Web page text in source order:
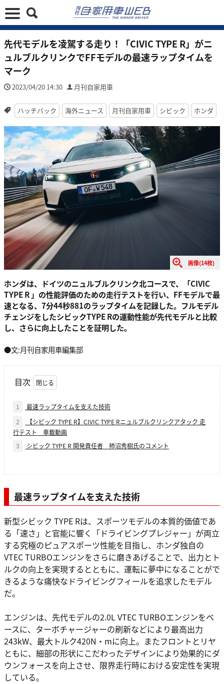
先代モデルを凌駕する走り！「CIVIC TYPE R」がニ
ュルブルクリンクでFFモデルの最速ラップタイムを
マーク
2023/04/20 14:30 月刊自家用車
ハッチバック 海外ニュース 月刊自家用車 シビック ホンダ
画像(14枚)
ホンダは、ドイツのニュルブルクリンク北コースで、「CIVIC
TYPE R 」の性能評価のための走行テストを行い、FFモデルで最
速となる、7分44秒881のラップタイムを記録した。フルモデル
チェンジをしたシビックTYPE Rの運動性能が先代モデルと比較
し、さらに向上したことを証明した。
●文:月刊自家用車編集部
目次
1
最速ラップタイムを支えた技術
2
【シビック TYPE R】CIVIC TYPE Rニュルブルクリンクアタック 走
行テスト 車載動画
3
シビック TYPE R 開発責任者 柿沼秀樹氏のコメント
最速ラップタイムを支えた技術
新型シビック TYPE Rは、スポーツモデルの本質的価値であ
る「速さ」と官能に響く「ドライビングプレジャー」が両立
する究極のピュアスポーツ性能を目指し、ホンダ独自の
VTEC TURBOエンジンをさらに磨きあげることで、出力とト
ルクの向上を実現するとともに、運転に夢中になることがで
きるような痛快なドライビングフィールを追求したモデル
だ。
エンジンは、先代モデルの2.0L VTEC TURBOエンジンをベ
ースに、ターボチャージャーの刷新などにより最高出力
243kW、最大トルク420N・mに向上。またフロントとリヤ
ともに、細部の形状にこだわったデザインにより効果的にダ
ウンフォースを向上させ、限界走行時における安定性を実現
している。